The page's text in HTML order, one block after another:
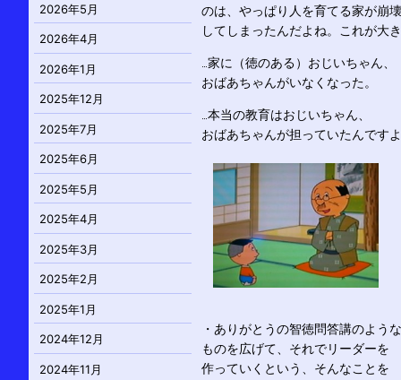
のは、やっぱり人を育てる家が崩壊
してしまったんだよね。これが大き
…家に（徳のある）おじいちゃん、
おばあちゃんがいなくなった。
…本当の教育はおじいちゃん、
おばあちゃんが担っていたんですよ
・ありがとうの智徳問答講のような
ものを広げて、それでリーダーを
作っていくという、そんなことを
2026年5月
2026年4月
2026年1月
2025年12月
2025年7月
2025年6月
2025年5月
2025年4月
2025年3月
2025年2月
2025年1月
2024年12月
2024年11月